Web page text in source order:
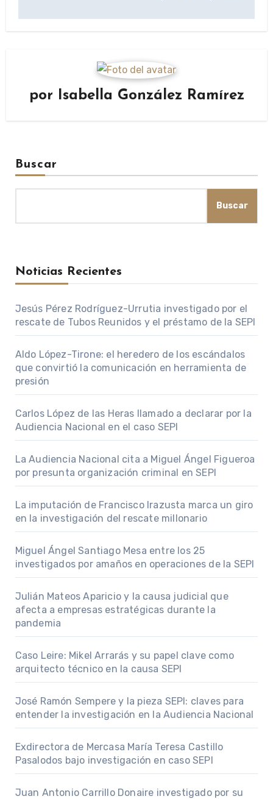
por Isabella González Ramírez
Buscar
Buscar
Noticias Recientes
Jesús Pérez Rodríguez-Urrutia investigado por el
rescate de Tubos Reunidos y el préstamo de la SEPI
Aldo López-Tirone: el heredero de los escándalos
que convirtió la comunicación en herramienta de
presión
Carlos López de las Heras llamado a declarar por la
Audiencia Nacional en el caso SEPI
La Audiencia Nacional cita a Miguel Ángel Figueroa
por presunta organización criminal en SEPI
La imputación de Francisco Irazusta marca un giro
en la investigación del rescate millonario
Miguel Ángel Santiago Mesa entre los 25
investigados por amaños en operaciones de la SEPI
Julián Mateos Aparicio y la causa judicial que
afecta a empresas estratégicas durante la
pandemia
Caso Leire: Mikel Arrarás y su papel clave como
arquitecto técnico en la causa SEPI
José Ramón Sempere y la pieza SEPI: claves para
entender la investigación en la Audiencia Nacional
Exdirectora de Mercasa María Teresa Castillo
Pasalodos bajo investigación en caso SEPI
Juan Antonio Carrillo Donaire investigado por su